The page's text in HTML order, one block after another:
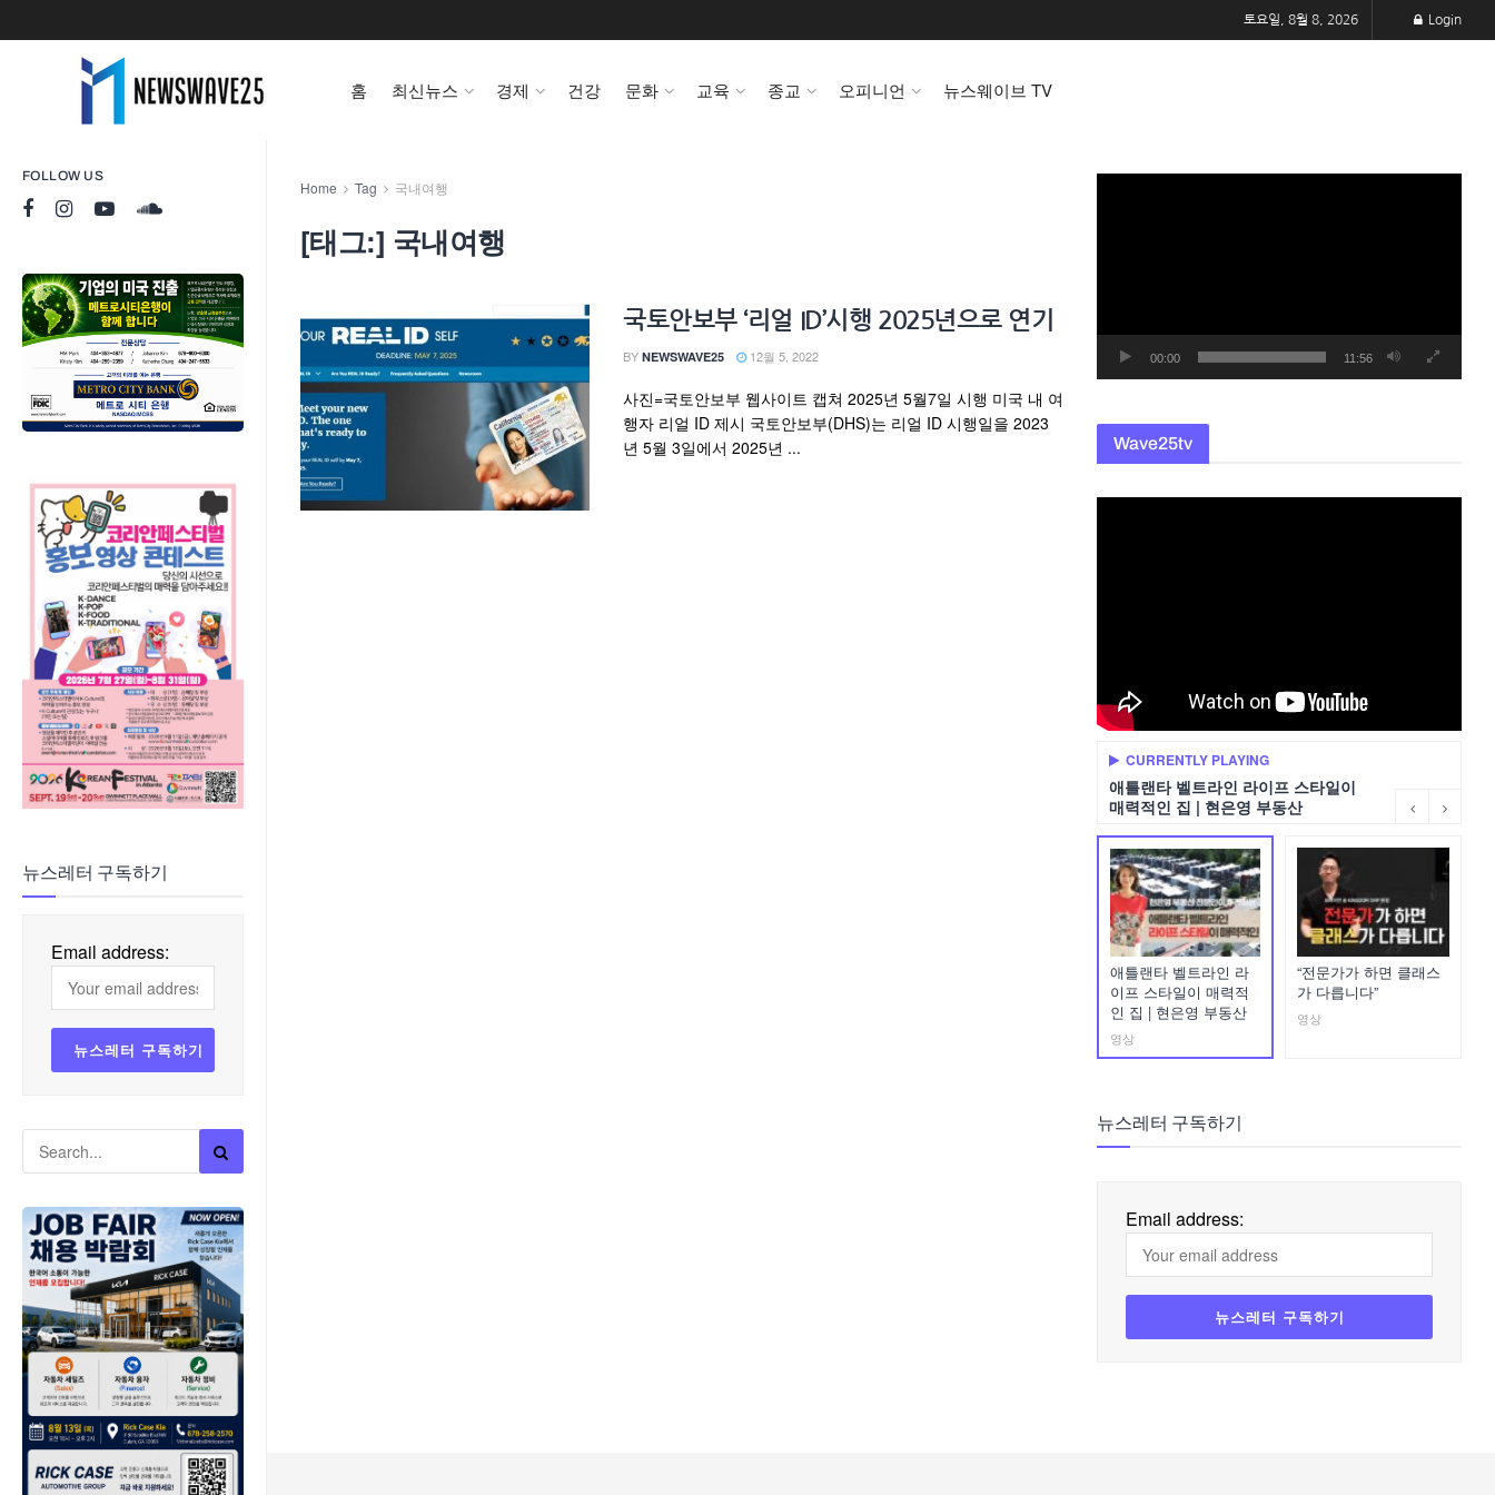
FOLLOW US
뉴스레터 구독하기
Email address:
토요일, 8월 8, 2026 Login
홈 최신뉴스 경제 건강 문화 교육 종교 오피니언 뉴스웨이브 TV
Home Tag 국내여행
[태그:] 국내여행
국토안보부 ‘리얼 ID’시행 2025년으로 연기
BY NEWSWAVE25 12월 5, 2022
사진=국토안보부 웹사이트 캡쳐 2025년 5월7일 시행 미국 내 여
행자 리얼 ID 제시 국토안보부(DHS)는 리얼 ID 시행일을 2023
년 5월 3일에서 2025년 ...
00:00 11:56
Wave25tv
CURRENTLY PLAYING
애틀랜타 벨트라인 라이프 스타일이
매력적인 집 | 현은영 부동산
애틀랜타 벨트라인 라
이프 스타일이 매력적
인 집 | 현은영 부동산
영상
“전문가가 하면 클래스
가 다릅니다”
영상
뉴스레터 구독하기
Email address: